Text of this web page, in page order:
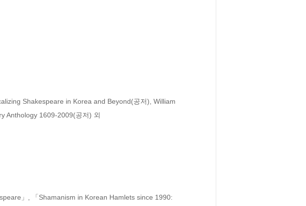
Shakespeare in Korea and Beyond(공저), William
Anthology 1609-2009(공저) 외
」, 「Shamanism in Korean Hamlets since 1990: